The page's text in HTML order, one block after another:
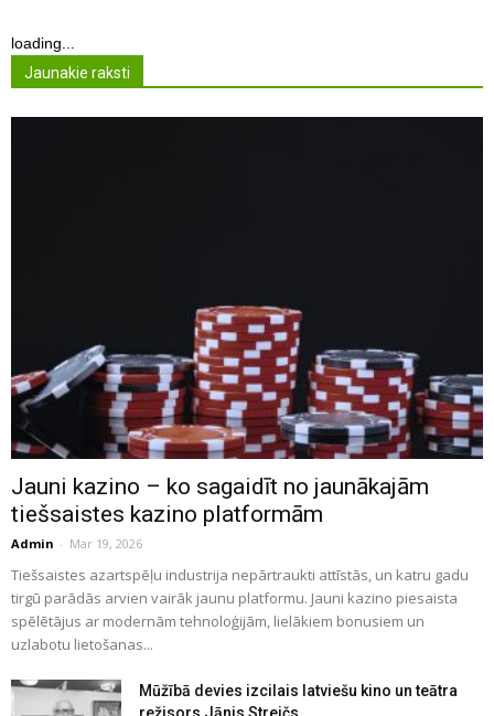
loading...
Jaunakie raksti
Jauni kazino – ko sagaidīt no jaunākajām
tiešsaistes kazino platformām
Admin - Mar 19, 2026
Tiešsaistes azartspēļu industrija nepārtraukti attīstās, un katru gadu
tirgū parādās arvien vairāk jaunu platformu. Jauni kazino piesaista
spēlētājus ar modernām tehnoloģijām, lielākiem bonusiem un
uzlabotu lietošanas...
Mūžībā devies izcilais latviešu kino un teātra